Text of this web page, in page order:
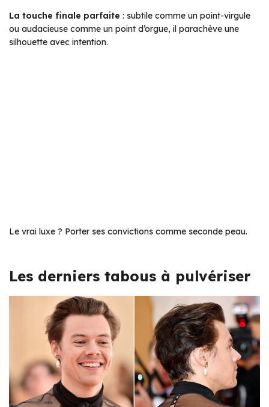
La touche finale parfaite : subtile comme un point-virgule
ou audacieuse comme un point d’orgue, il parachève une
silhouette avec intention.
Le vrai luxe ? Porter ses convictions comme seconde peau.
Les derniers tabous à pulvériser